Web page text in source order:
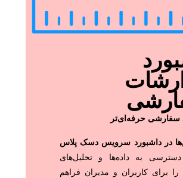
سفارشی حرفه‌ای‌تر
در داشبورد سرویس دسک پلاس
دسترسی به داده‌ها و تحلیل‌های
برای کاربران و مدیران فراهم